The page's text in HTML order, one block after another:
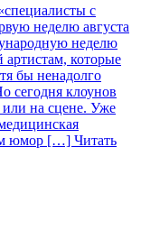
с
неделю августа
неделю
которые
бы ненадолго
сегодня клоунов
или на сцене. Уже
юмор […] Читать